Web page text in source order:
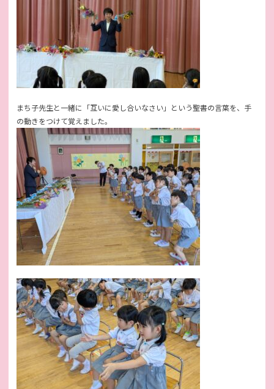
まち子先生と一緒に「互いに愛し合いなさい」という聖書の言葉を、手
の動きをつけて覚えました。